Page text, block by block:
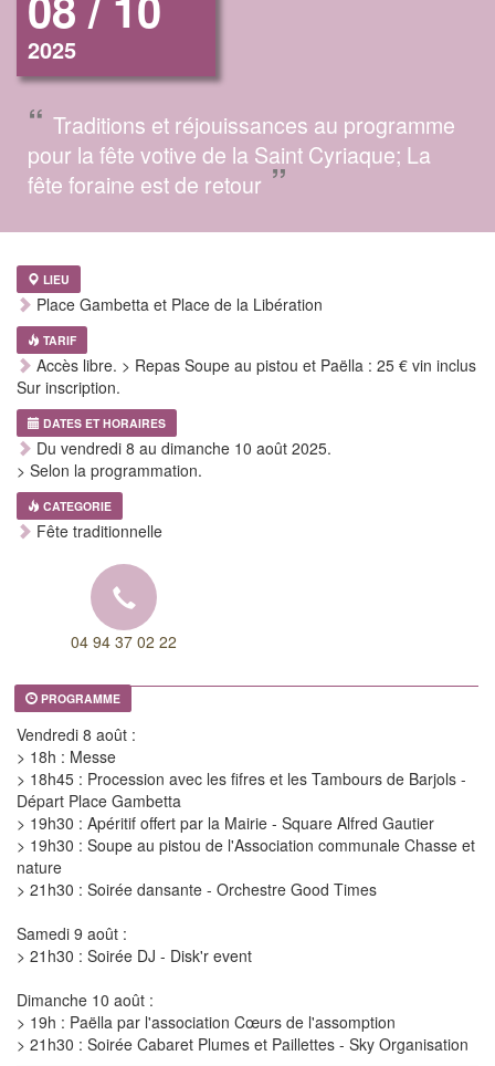
2025
“ Traditions et réjouissances au programme
pour la fête votive de la Saint Cyriaque; La
fête foraine est de retour ”
LIEU
Place Gambetta et Place de la Libération
TARIF
Accès libre. > Repas Soupe au pistou et Paëlla : 25 € vin inclus
Sur inscription.
DATES ET HORAIRES
Du vendredi 8 au dimanche 10 août 2025.
> Selon la programmation.
CATEGORIE
Fête traditionnelle
04 94 37 02 22
PROGRAMME
Vendredi 8 août :
> 18h : Messe
> 18h45 : Procession avec les fifres et les Tambours de Barjols -
Départ Place Gambetta
> 19h30 : Apéritif offert par la Mairie - Square Alfred Gautier
> 19h30 : Soupe au pistou de l'Association communale Chasse et
nature
> 21h30 : Soirée dansante - Orchestre Good Times
Samedi 9 août :
> 21h30 : Soirée DJ - Disk'r event
Dimanche 10 août :
> 19h : Paëlla par l'association Cœurs de l'assomption
> 21h30 : Soirée Cabaret Plumes et Paillettes - Sky Organisation